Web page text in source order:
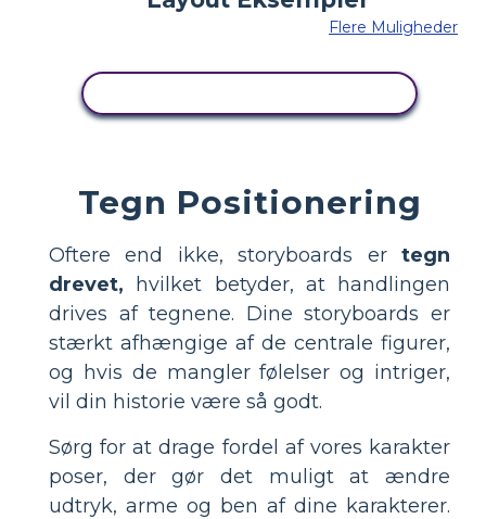
Flere Muligheder
Tegn Positionering
Oftere end ikke, storyboards er tegn
drevet, hvilket betyder, at handlingen
drives af tegnene. Dine storyboards er
stærkt afhængige af de centrale figurer,
og hvis de mangler følelser og intriger,
vil din historie være så godt.
Sørg for at drage fordel af vores karakter
poser, der gør det muligt at ændre
udtryk, arme og ben af ​​dine karakterer.